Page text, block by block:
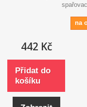
na
442 Kč
Přidat do
košíku